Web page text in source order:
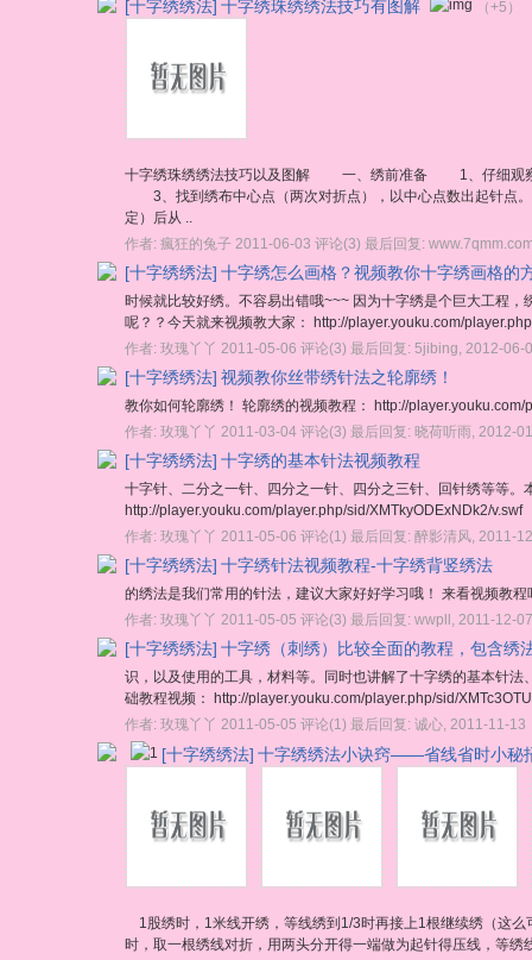
[十字绣绣法] 十字绣珠绣绣法技巧有图解 （+5）
十字绣珠绣绣法技巧以及图解 一、绣前准备 1、仔细观察
3、找到绣布中心点（两次对折点），以中心点数出起针点
定）后从 ..
作者: 瘋狂的兔子 2011-06-03 评论(3) 最后回复:
[十字绣绣法] 十字绣怎么画格？视频教你十字绣画格的
时候就比较好绣。不容易出错哦~~~ 因为十字绣是个巨大工程
呢？？今天就来视频教大家： http://player.youku.com/
作者: 玫瑰丫丫 2011-05-06 评论(3) 最后回复: 5jibing 2012-06-
[十字绣绣法] 视频教你丝带绣针法之轮廓绣！
教你如何轮廓绣！ 轮廓绣的视频教程： http://
作者: 玫瑰丫丫 2011-03-04 评论(3) 最后回复: 晓荷听雨 2012-
[十字绣绣法] 十字绣的基本针法视频教程
十字针、二分之一针、四分之一针、四分之三针、回针绣等等
http://player.youku.com/player.php/sid/XMTkyODExNDk2/v.swf
作者: 玫瑰丫丫 2011-05-06 评论(1) 最后回复: 醉影清风 2011-
[十字绣绣法] 十字绣针法视频教程-十字绣背竖绣法
的绣法是我们常用的针法，建议大家好好学习哦！ 来看视频教
作者: 玫瑰丫丫 2011-05-05 评论(3) 最后回复: wwpll 2011-12-07
[十字绣绣法] 十字绣（刺绣）比较全面的教程，包含绣
识，以及使用的工具，材料等。同时也讲解了十字绣的基本针
础教程视频： http://player.youku.com/player.php/sid/
作者: 玫瑰丫丫 2011-05-05 评论(1) 最后回复: 诚心 2011-11-13
[十字绣绣法] 十字绣绣法小诀窍——省线省时小秘
1股绣时，1米线开绣，等线绣到1/3时再接上1根继续绣（这
时，取一根绣线对折，用两头分开得一端做为起针得压线，等